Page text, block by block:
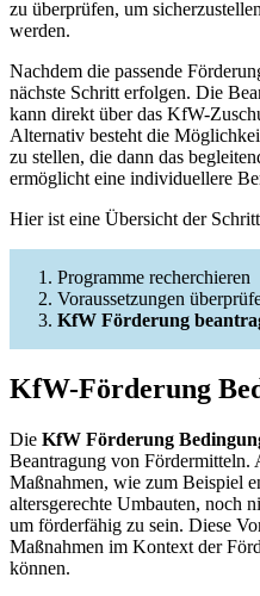
zu überprüfen, um
werden.
Nachdem die passende
nächste Schritt erfolgen. Die
kann direkt über das KfW-
Alternativ besteht die
zu stellen, die dann das
ermöglicht eine individuellere
Hier ist eine Übersicht der
Programme recherchieren
Voraussetzungen
KfW Förderung
KfW-Förderung
Die KfW Förderung
Beantragung von Fördermitteln.
Maßnahmen, wie zum Beispiel
altersgerechte Umbauten, noch
um förderfähig zu sein. Diese
Maßnahmen im Kontext der
können.